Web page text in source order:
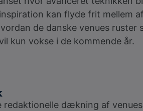
kan flyde frit mellem
de danske venues
kun vokse i de kommende år.
redaktionelle dækning af